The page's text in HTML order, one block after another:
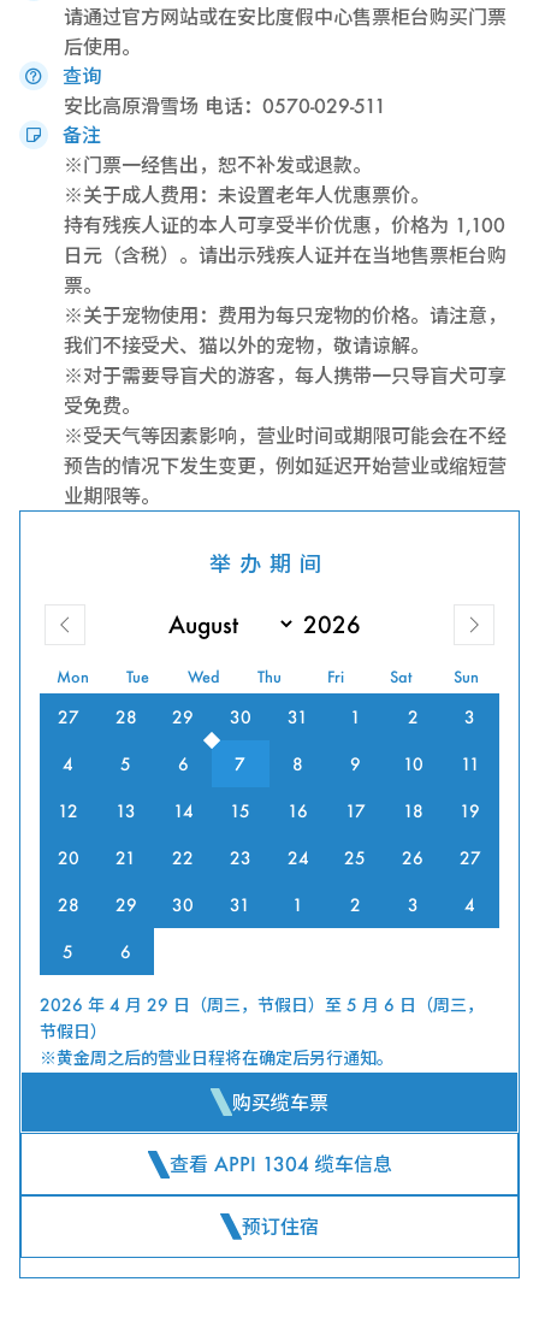
请通过官方网站或在安比度假中心售票柜台购买门票
后使用。
查询
安比高原滑雪场 电话：0570-029-511
备注
※门票一经售出，恕不补发或退款。
※关于成人费用：未设置老年人优惠票价。
持有残疾人证的本人可享受半价优惠，价格为 1,100
日元（含税）。请出示残疾人证并在当地售票柜台购
票。
※关于宠物使用：费用为每只宠物的价格。请注意，
我们不接受犬、猫以外的宠物，敬请谅解。
※对于需要导盲犬的游客，每人携带一只导盲犬可享
受免费。
※受天气等因素影响，营业时间或期限可能会在不经
预告的情况下发生变更，例如延迟开始营业或缩短营
业期限等。
举办期间
Mon Tue Wed Thu Fri Sat Sun
27 28 29 30 31 1 2 3
4 5 6 7 8 9 10 11
12 13 14 15 16 17 18 19
20 21 22 23 24 25 26 27
28 29 30 31 1 2 3 4
5 6
2026 年 4 月 29 日（周三，节假日）至 5 月 6 日（周三，
节假日）
※黄金周之后的营业日程将在确定后另行通知。
购买缆车票
查看 APPI 1304 缆车信息
预订住宿